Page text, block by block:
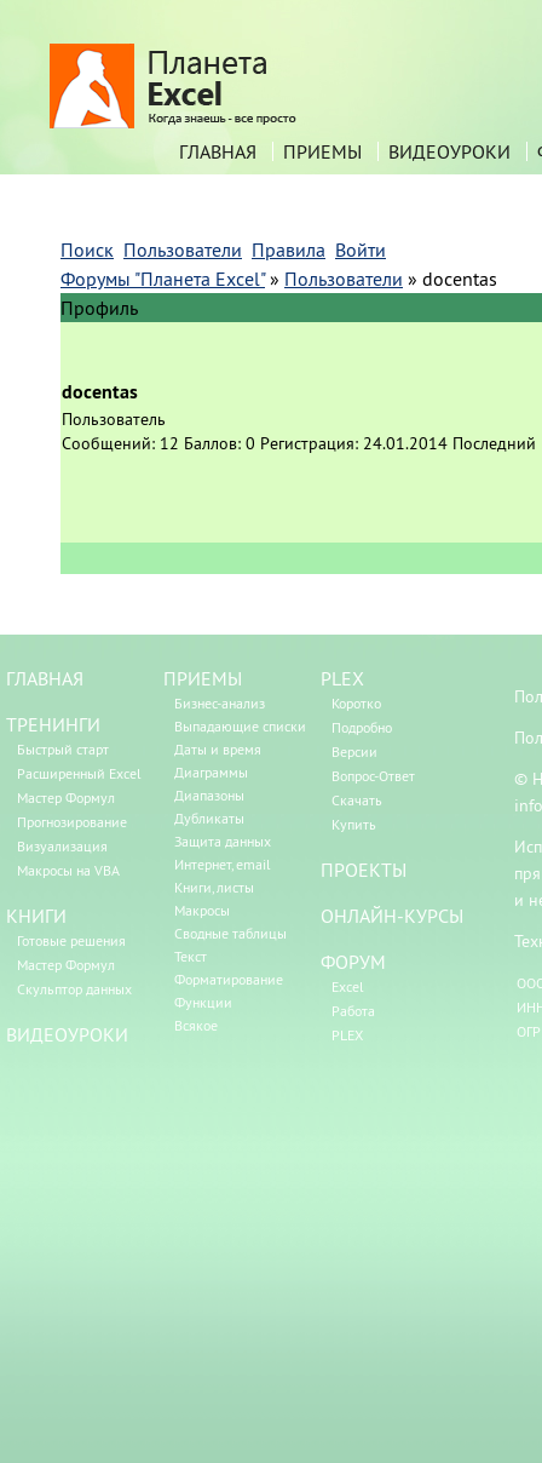
ГЛАВНАЯ ПРИЕМЫ ВИДЕОУРОКИ
Поиск Пользователи Правила Войти
Форумы "Планета Excel" » Пользователи » docentas
Профиль
docentas
Пользователь
Сообщений: 12 Баллов: 0 Регистрация: 24.01.2014 Последний
ГЛАВНАЯ
ТРЕНИНГИ
Быстрый старт
Расширенный Excel
Мастер Формул
Прогнозирование
Визуализация
Макросы на VBA
КНИГИ
Готовые решения
Мастер Формул
Скульптор данных
ВИДЕОУРОКИ
ПРИЕМЫ
Бизнес-анализ
Выпадающие списки
Даты и время
Диаграммы
Диапазоны
Дубликаты
Защита данных
Интернет, email
Книги, листы
Макросы
Сводные таблицы
Текст
Форматирование
Функции
Всякое
PLEX
Коротко
Подробно
Версии
Вопрос-Ответ
Скачать
Купить
ПРОЕКТЫ
ОНЛАЙН-КУРСЫ
ФОРУМ
Excel
Работа
PLEX
©
и